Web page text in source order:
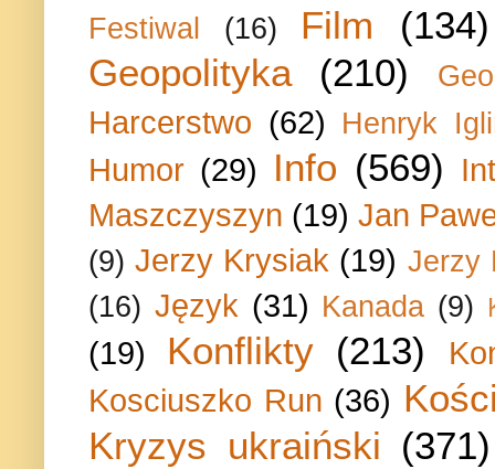
Festiwal (16) Film
(134)
Geopolityka
(210)
Harcerstwo (62) Henryk
Humor (29) Info (569)
Maszczyszyn (19) Jan
(9) Jerzy Krysiak (19) Jerzy
(16) Język (31) Kanada (9)
(19) Konflikty (213)
Kosciuszko Run (36)
Kryzys ukraiński (371)